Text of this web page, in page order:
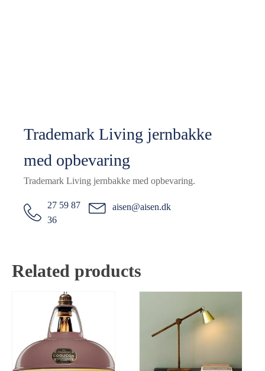
Trademark Living jernbakke
med opbevaring
Trademark Living jernbakke med opbevaring.
27 59 87
36
aisen@aisen.dk
Related products